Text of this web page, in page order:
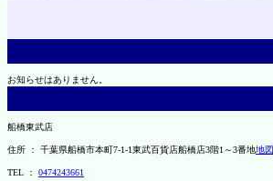
お知らせはありません。
船橋東武店
住所 ： 千葉県船橋市本町7-1-1東武百貨店船橋店3階1～3番地地図
TEL ： 0474243661